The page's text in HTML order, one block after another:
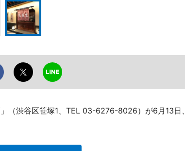
（渋谷区笹塚1、TEL 03-6276-8026）が6月13日、